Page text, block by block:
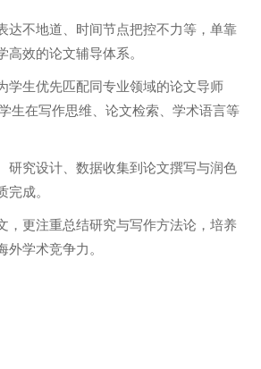
达不地道、时间节点把控不力等，单靠
效的论文辅导体系。
学生优先匹配同专业领域的论文导师
在写作思维、论文检索、学术语言等
研究设计、数据收集到论文撰写与润色
成。
，更注重总结研究与写作方法论，培养
学术竞争力。